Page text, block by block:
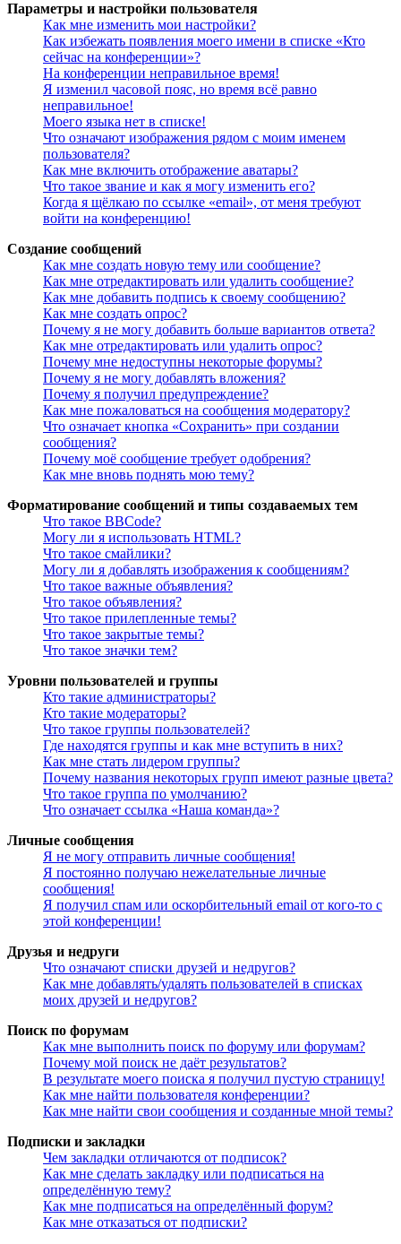
Параметры и настройки пользователя
Как мне изменить мои настройки?
Как избежать появления моего имени в списке «Кто
сейчас на конференции»?
На конференции неправильное время!
Я изменил часовой пояс, но время всё равно
неправильное!
Моего языка нет в списке!
Что означают изображения рядом с моим именем
пользователя?
Как мне включить отображение аватары?
Что такое звание и как я могу изменить его?
Когда я щёлкаю по ссылке «email», от меня требуют
войти на конференцию!
Создание сообщений
Как мне создать новую тему или сообщение?
Как мне отредактировать или удалить сообщение?
Как мне добавить подпись к своему сообщению?
Как мне создать опрос?
Почему я не могу добавить больше вариантов ответа?
Как мне отредактировать или удалить опрос?
Почему мне недоступны некоторые форумы?
Почему я не могу добавлять вложения?
Почему я получил предупреждение?
Как мне пожаловаться на сообщения модератору?
Что означает кнопка «Сохранить» при создании
сообщения?
Почему моё сообщение требует одобрения?
Как мне вновь поднять мою тему?
Форматирование сообщений и типы создаваемых тем
Что такое BBCode?
Могу ли я использовать HTML?
Что такое смайлики?
Могу ли я добавлять изображения к сообщениям?
Что такое важные объявления?
Что такое объявления?
Что такое прилепленные темы?
Что такое закрытые темы?
Что такое значки тем?
Уровни пользователей и группы
Кто такие администраторы?
Кто такие модераторы?
Что такое группы пользователей?
Где находятся группы и как мне вступить в них?
Как мне стать лидером группы?
Почему названия некоторых групп имеют разные цвета?
Что такое группа по умолчанию?
Что означает ссылка «Наша команда»?
Личные сообщения
Я не могу отправить личные сообщения!
Я постоянно получаю нежелательные личные
сообщения!
Я получил спам или оскорбительный email от кого-то с
этой конференции!
Друзья и недруги
Что означают списки друзей и недругов?
Как мне добавлять/удалять пользователей в списках
моих друзей и недругов?
Поиск по форумам
Как мне выполнить поиск по форуму или форумам?
Почему мой поиск не даёт результатов?
В результате моего поиска я получил пустую страницу!
Как мне найти пользователя конференции?
Как мне найти свои сообщения и созданные мной темы?
Подписки и закладки
Чем закладки отличаются от подписок?
Как мне сделать закладку или подписаться на
определённую тему?
Как мне подписаться на определённый форум?
Как мне отказаться от подписки?